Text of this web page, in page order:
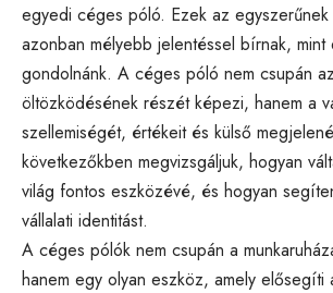
egyedi céges póló. Ezek az
azonban mélyebb jelentéssel bírnak, mint
gondolnánk. A céges póló nem csupán
öltözködésének részét képezi, hanem a
szellemiségét, értékeit és külső
következőkben megvizsgáljuk, hogyan
világ fontos eszközévé, és hogyan
vállalati identitást.
A céges pólók nem csupán a
hanem egy olyan eszköz, amely elősegíti